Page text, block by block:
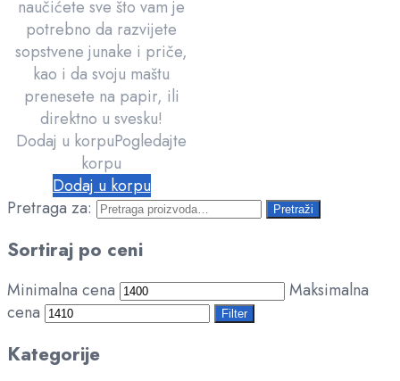
naučićete sve što vam je
potrebno da razvijete
sopstvene junake i priče,
kao i da svoju maštu
prenesete na papir, ili
direktno u svesku!
Dodaj u korpuPogledajte
korpu
Dodaj u korpu
Pretraga za:
Pretraži
Sortiraj po ceni
Minimalna cena
Maksimalna
cena
Filter
Kategorije